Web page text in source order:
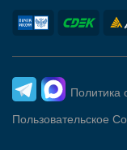
Политика
Пользовательское